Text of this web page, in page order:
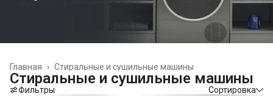
Стиральные и сушильные машины
Главная ›
Стиральные и сушильные машины
Фильтры Сортировка